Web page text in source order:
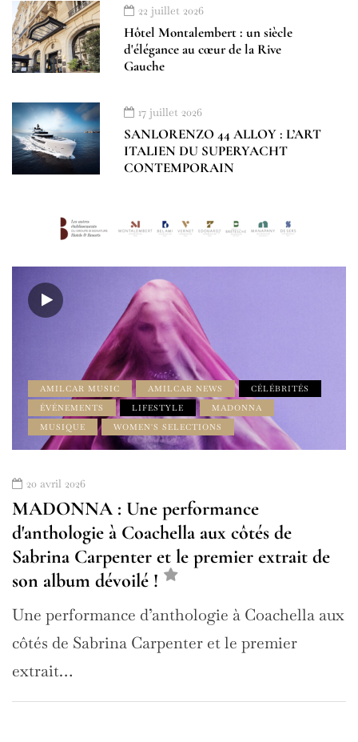
22 juillet 2026
Hôtel Montalembert : un siècle
d'élégance au cœur de la Rive
Gauche
17 juillet 2026
SANLORENZO 44 ALLOY : L’ART
ITALIEN DU SUPERYACHT
CONTEMPORAIN
AMILCAR MUSIC AMILCAR NEWS
CÉLÉBRITÉS
ÉVÉNEMENTS
LIFESTYLE
MADONNA
MUSIQUE
WOMEN'S SELECTIONS
20 avril 2026
MADONNA : Une performance
d'anthologie à Coachella aux côtés de
Sabrina Carpenter et le premier extrait de
son album dévoilé !
Une performance d’anthologie à Coachella aux
côtés de Sabrina Carpenter et le premier
extrait…